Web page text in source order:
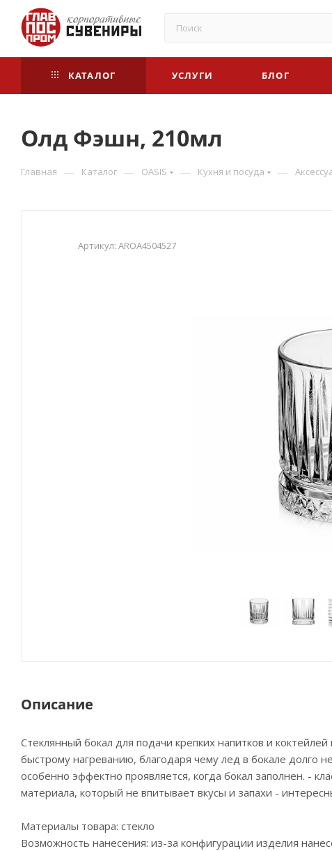
КАТАЛОГ УСЛУГИ БЛОГ
Олд Фэшн, 210мл
Главная — Каталог — OASIS — Кухня и посуда —
Артикул: AROA4504527
Описание
Стеклянный бокал для подачи крепких напитков и
быстрому нагреванию, благодаря чему лед в бокале долго
особенно эффектно проявляется, когда бокал заполнен. -
материала, который не впитывает вкусы и запахи -
Материалы товара: стекло
Возможность нанесения: из-за конфигурации изделия